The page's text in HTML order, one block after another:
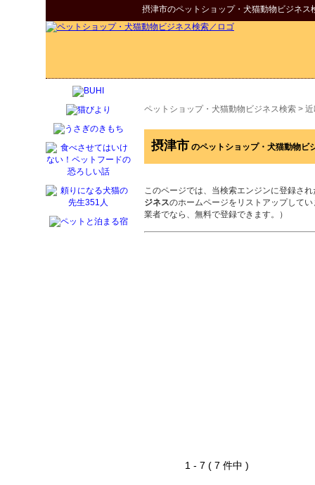
摂津市のペットショップ・犬猫動物ビジネス
ペットショップ・犬猫動物ビジネス検索 >
摂津市 のペットショップ・犬猫動物ビ
このページでは、当検索エンジンに登録され
ジネスのホームページをリストアップして
業者でなら、無料で登録できます。）
1 - 7 ( 7 件中 )